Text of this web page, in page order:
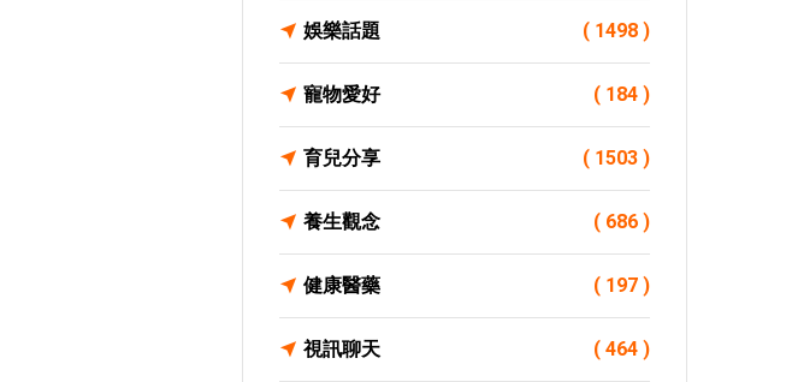
娛樂話題 ( 1498 )
寵物愛好 ( 184 )
育兒分享 ( 1503 )
養生觀念 ( 686 )
健康醫藥 ( 197 )
視訊聊天 ( 464 )